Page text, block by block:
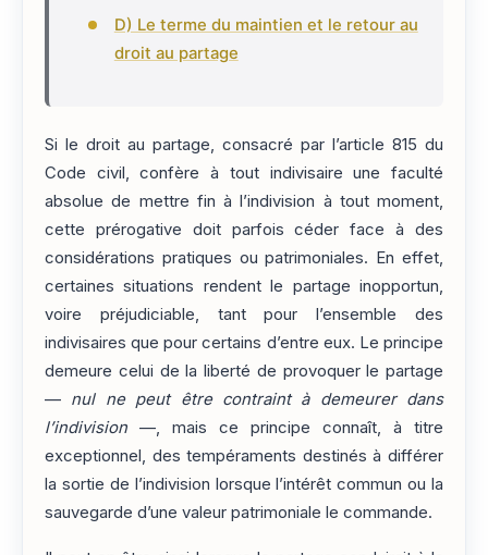
D) Le terme du maintien et le retour au
droit au partage
Si le droit au partage, consacré par l’article 815 du
Code civil, confère à tout indivisaire une faculté
absolue de mettre fin à l’indivision à tout moment,
cette prérogative doit parfois céder face à des
considérations pratiques ou patrimoniales. En effet,
certaines situations rendent le partage inopportun,
voire préjudiciable, tant pour l’ensemble des
indivisaires que pour certains d’entre eux. Le principe
demeure celui de la liberté de provoquer le partage
— nul ne peut être contraint à demeurer dans
l’indivision —, mais ce principe connaît, à titre
exceptionnel, des tempéraments destinés à différer
la sortie de l’indivision lorsque l’intérêt commun ou la
sauvegarde d’une valeur patrimoniale le commande.